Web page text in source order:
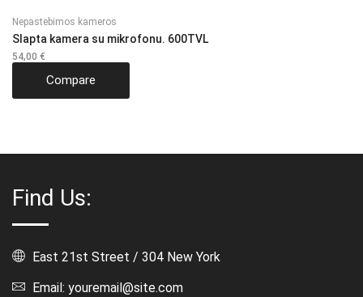
Nepastebimos kameros
Slapta kamera su mikrofonu. 600TVL
54,00 €
Compare
Find Us:
East 21st Street / 304 New York
Email: youremail@site.com